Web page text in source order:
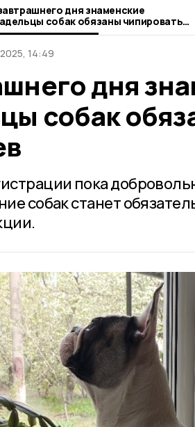
дня знаменские
собак обязаны чипировать
14:49
дня
собак
пока
собак станет